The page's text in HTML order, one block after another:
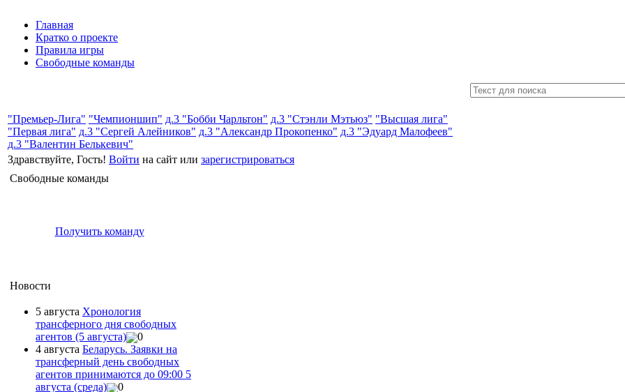
Главная
Кратко о проекте
Правила игры
Свободные команды
"Премьер-Лига" "Чемпионшип" д.3 "Бобби Чарльтон" д.3 "Стэнли Мэтьюз" "Высшая лига"
"Первая лига" д.3 "Сергей Алейников" д.3 "Александр Прокопенко" д.3 "Эдуард Малофеев"
д.3 "Валентин Белькевич"
Здравствуйте, Гость! Войти на сайт или зарегистрироваться
Свободные команды
Получить команду
Новости
5 августа Хронология
трансферного дня свободных
агентов (5 августа)
0
4 августа Беларусь. Заявки на
трансферный день свободных
агентов принимаются до 09:00 5
августа (среда)
0